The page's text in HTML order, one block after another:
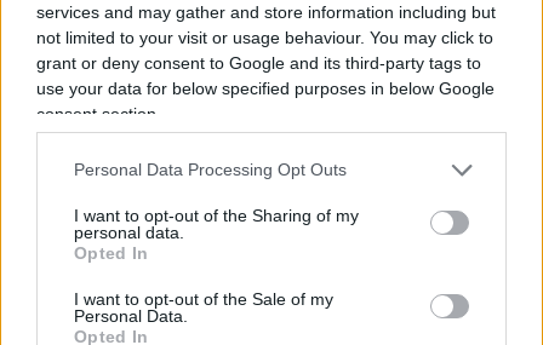
services and may gather and store information including but
not limited to your visit or usage behaviour. You may click to
grant or deny consent to Google and its third-party tags to
use your data for below specified purposes in below Google
consent section.
Personal Data Processing Opt Outs
I want to opt-out of the Sharing of my
personal data.
Opted In
I want to opt-out of the Sale of my
Personal Data.
Opted In
L’accordo commerciale Usa-
Taiwan
Sono nel frattempo state avviate trattative ufficiali
tra Washington e Taipei per avviare un accordo di
Initiative on 21st Century Trade”che dovrebbe
ulteriormente rafforzare
economici e commerciali bilaterali.